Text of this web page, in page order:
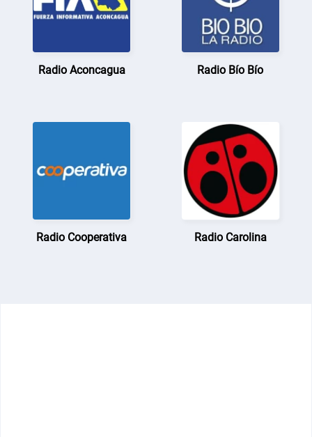
Radio Aconcagua Radio Bío Bío
Radio Cooperativa Radio Carolina